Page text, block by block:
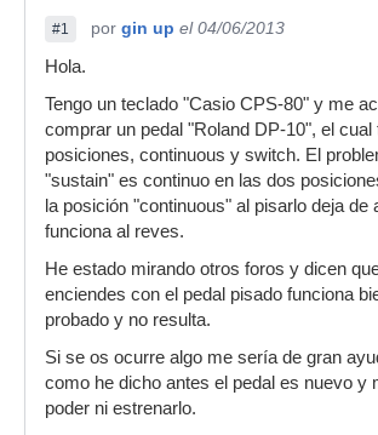
#1 por gin up el 04/06/2013
Hola.
Tengo un teclado "Casio CPS-80" y me
comprar un pedal "Roland DP-10", el cual
posiciones, continuous y switch. El
"sustain" es continuo en las dos
la posición "continuous" al pisarlo deja de
funciona al reves.
He estado mirando otros foros y dicen
enciendes con el pedal pisado funciona
probado y no resulta.
Si se os ocurre algo me sería de gran
como he dicho antes el pedal es nuevo y
poder ni estrenarlo.